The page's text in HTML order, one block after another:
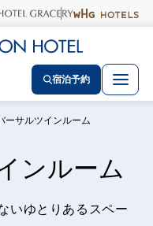
宿泊予約
ーサルツインルーム
ンルーム
いゆとりあるスペー